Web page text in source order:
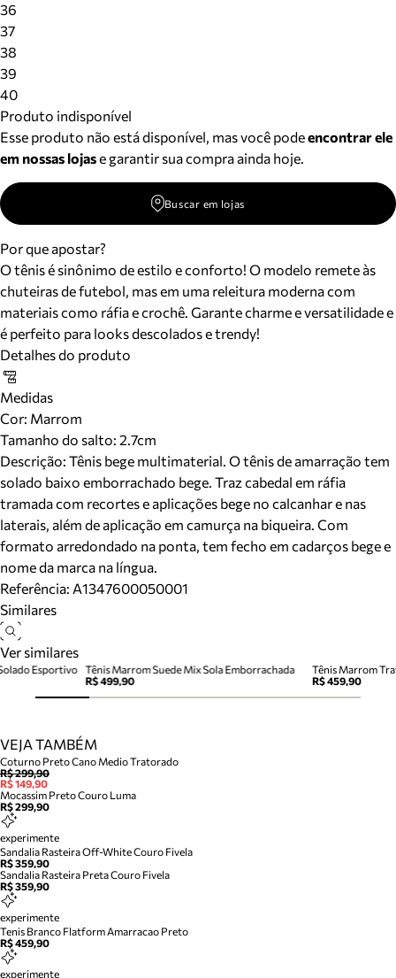
36
37
38
39
40
Produto indisponível
Esse produto não está disponível, mas você podeencontrar ele
em nossas lojase garantir sua compra ainda hoje.
Buscar em lojas
Por que apostar?
O tênis é sinônimo de estilo e conforto! O modelo remete às
chuteiras de futebol, mas em uma releitura moderna com
materiais como ráfia e crochê. Garante charme e versatilidade e
é perfeito para looks descolados e trendy!
Detalhes do produto
Medidas
Cor: Marrom
Tamanho do salto: 2.7cm
Descrição: Tênis bege multimaterial. O tênis de amarração tem
solado baixo emborrachado bege. Traz cabedal em ráfia
tramada com recortes e aplicações bege no calcanhar e nas
laterais, além de aplicação em camurça na biqueira. Com
formato arredondado na ponta, tem fecho em cadarços bege e
nome da marca na língua.
Referência: A1347600050001
Similares
Ver similares
Tênis Marrom Suede Mix Sola Emborrachada
R$ 499,90
Tênis Marrom
R$ 459,90
Esportivo
VEJA TAMBÉM
Coturno Preto Cano Medio Tratorado
R$ 299,90
R$ 149,90
Mocassim Preto Couro Luma
R$ 299,90
experimente
Sandalia Rasteira Off-White Couro Fivela
R$ 359,90
Sandalia Rasteira Preta Couro Fivela
R$ 359,90
experimente
Tenis Branco Flatform Amarracao Preto
R$ 459,90
experimente